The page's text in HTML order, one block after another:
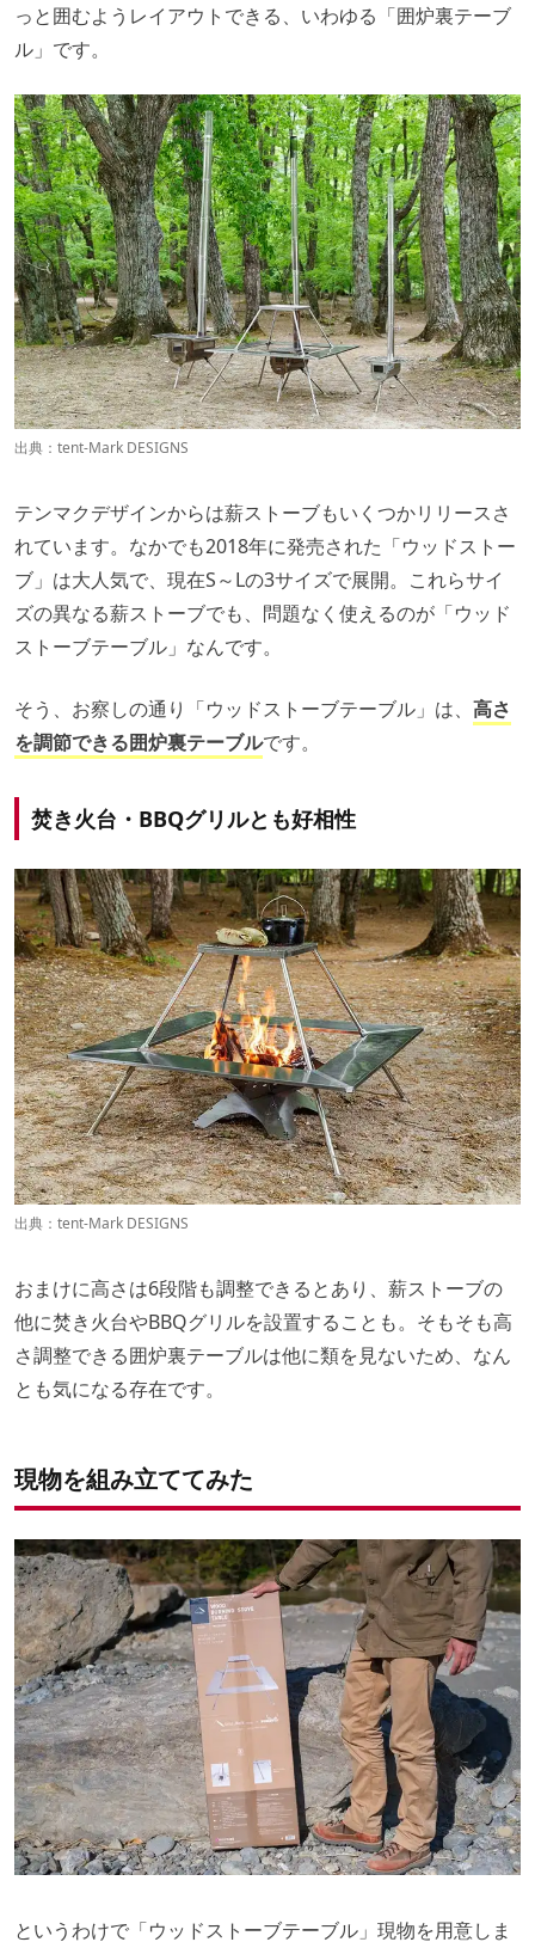
っと囲むようレイアウトできる、いわゆる「囲炉裏テーブ
ル」です。
出典： tent-Mark DESIGNS
テンマクデザインからは薪ストーブもいくつかリリースさ
れています。なかでも2018年に発売された「ウッドストー
ブ」は大人気で、現在S～Lの3サイズで展開。これらサイ
ズの異なる薪ストーブでも、問題なく使えるのが「ウッド
ストーブテーブル」なんです。
そう、お察しの通り「ウッドストーブテーブル」は、 高さ
を調節できる囲炉裏テーブルです。
焚き火台・BBQグリルとも好相性
出典： tent-Mark DESIGNS
おまけに高さは6段階も調整できるとあり、薪ストーブの
他に焚き火台やBBQグリルを設置することも。そもそも高
さ調整できる囲炉裏テーブルは他に類を見ないため、なん
とも気になる存在です。
現物を組み立ててみた
というわけで「ウッドストーブテーブル」現物を用意しま